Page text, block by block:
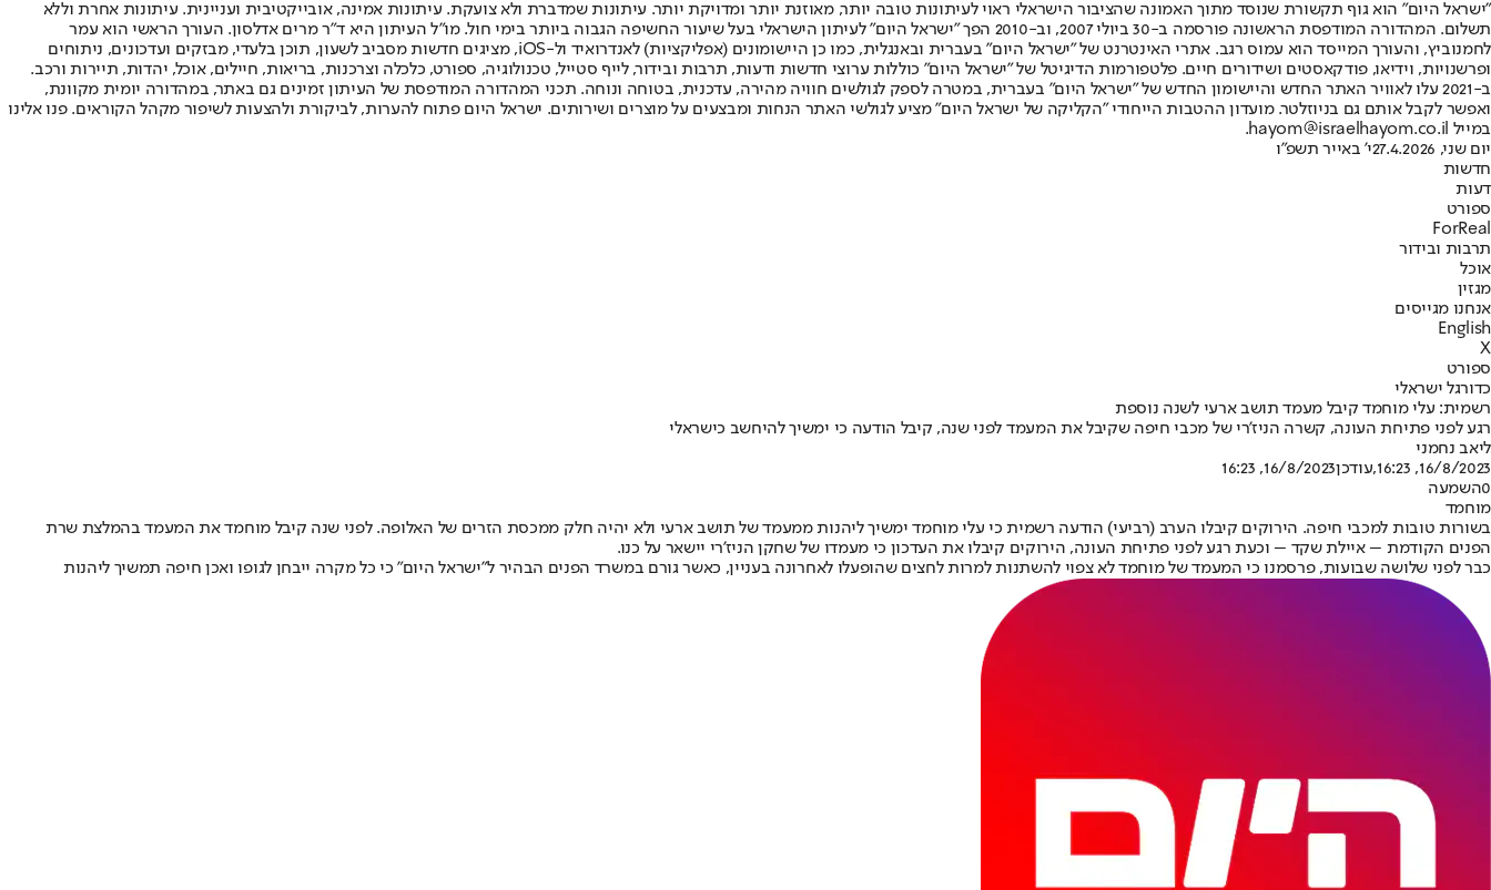
"ישראל היום" הוא גוף תקשורת שנוסד מתוך האמונה שהציבור הישראלי ראוי לעיתונות טובה יותר, מאוזנת יותר ומדויקת יותר. עיתונות שמדברת ולא צועקת. עיתונות אמינה, אובייקטיבית ועניינית. עיתונות אחרת וללא
תשלום. המהדורה המודפסת הראשונה פורסמה ב-30 ביולי 2007, וב-2010 הפך "ישראל היום" לעיתון הישראלי בעל שיעור החשיפה הגבוה ביותר בימי חול. מו"ל העיתון היא ד"ר מרים אדלסון. העורך הראשי הוא עמר
לחמנוביץ, והעורך המייסד הוא עמוס רגב. אתרי האינטרנט של "ישראל היום" בעברית ובאנגלית, כמו כן היישומונים (אפליקציות) לאנדרואיד ול-iOS, מציגים חדשות מסביב לשעון, תוכן בלעדי, מבזקים ועדכונים, ניתוחים
ופרשנויות, וידיאו, פודקאסטים ושידורים חיים. פלטפורמות הדיגיטל של "ישראל היום" כוללות ערוצי חדשות ודעות, תרבות ובידור, לייף סטייל, טכנולוגיה, ספורט, כלכלה וצרכנות, בריאות, חיילים, אוכל, יהדות, תיירות ורכב.
ב-2021 עלו לאוויר האתר החדש והיישומון החדש של "ישראל היום" בעברית, במטרה לספק לגולשים חוויה מהירה, עדכנית, בטוחה ונוחה. תכני המהדורה המודפסת של העיתון זמינים גם באתר, במהדורה יומית מקוונת,
ואפשר לקבל אותם גם בניוזלטר. מועדון ההטבות הייחודי "הקליקה של ישראל היום" מציע לגולשי האתר הנחות ומבצעים על מוצרים ושירותים. ישראל היום פתוח להערות, לביקורת ולהצעות לשיפור מקהל הקוראים. פנו אלינו
במייל hayom@israelhayom.co.il.
יום שני, 27.4.2026
י' באייר תשפ"ו
חדשות
דעות
ספורט
ForReal
תרבות ובידור
אוכל
מגזין
אנחנו מגייסים
English
X
ספורט
כדורגל ישראלי
רשמית: עלי מוחמד קיבל מעמד תושב ארעי לשנה נוספת
רגע לפני פתיחת העונה, קשרה הניז'רי של מכבי חיפה שקיבל את המעמד לפני שנה, קיבל הודעה כי ימשיך להיחשב כישראלי
ליאב נחמני
16/8/2023, 16:23
,עודכן16/8/2023, 16:23
0השמעה
מוחמד
בשורות טובות למכבי חיפה. הירוקים קיבלו הערב (רביעי) הודעה רשמית כי עלי מוחמד ימשיך ליהנות ממעמד של תושב ארעי ולא יהיה חלק ממכסת הזרים של האלופה. לפני שנה קיבל מוחמד את המעמד בהמלצת שרת
הפנים הקודמת – איילת שקד – וכעת רגע לפני פתיחת העונה, הירוקים קיבלו את העדכון כי מעמדו של שחקן הניז'רי יישאר על כנו.
כבר לפני שלושה שבועות, פרסמנו כי המעמד של מוחמד לא צפוי להשתנות למרות לחצים שהופעלו לאחרונה בעניין, כאשר גורם במשרד הפנים הבהיר ל"ישראל היום" כי כל מקרה ייבחן לגופו ואכן חיפה תמשיך ליהנות